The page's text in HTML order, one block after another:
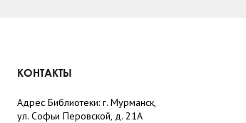
КОНТАКТЫ
Адрес Библиотеки: г. Мурманск,
ул. Софьи Перовской, д. 21А